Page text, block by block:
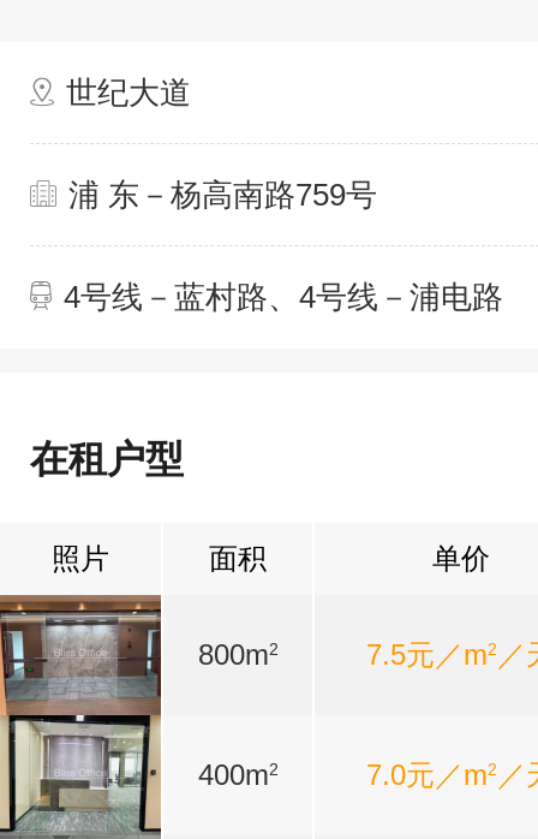
世纪大道
浦 东－杨高南路759号
4号线－蓝村路、4号线－浦电路
在租户型
照片 面积 单价
800m2 7.5元／m2 ／
400m2 7.0元／m2 ／